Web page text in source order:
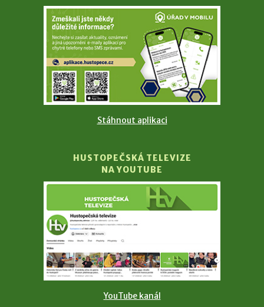
Stáhnout aplikaci
HUSTOPEČSKÁ TELEVIZE
NA YOUTUBE
YouTube kanál